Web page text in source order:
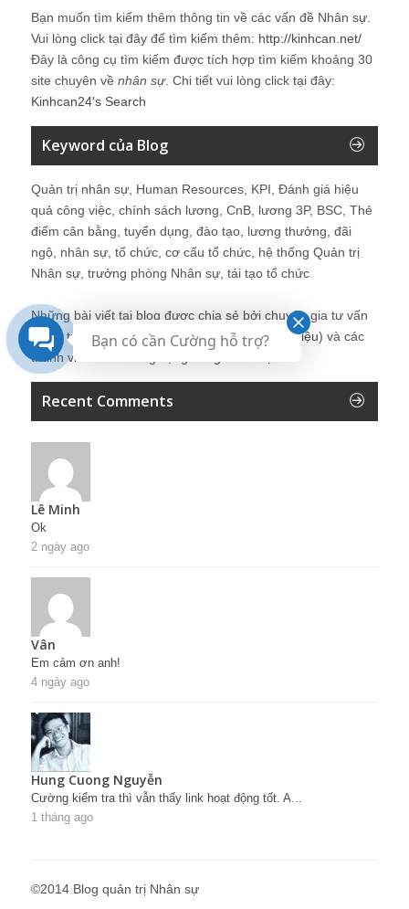
Bạn muốn tìm kiếm thêm thông tin về các vấn đề Nhân sự.
Vui lòng click tại đây để tìm kiếm thêm: http://kinhcan.net/
Đây là công cụ tìm kiếm được tích hợp tìm kiếm khoảng 30
site chuyên về nhân sự. Chi tiết vui lòng click tại đây:
Kinhcan24′s Search
Keyword của Blog
Quản trị nhân sự, Human Resources, KPI, Đánh giá hiệu
quả công việc, chính sách lương, CnB, lương 3P, BSC, Thẻ
điểm cân bằng, tuyển dụng, đào tạo, lương thưởng, đãi
ngộ, nhân sự, tổ chức, cơ cấu tổ chức, hệ thống Quản trị
Nhân sự, trưởng phòng Nhân sự, tái tạo tổ chức
Những bài viết tại blog được chia sẻ bởi chuyên gia tư vấn
Quản trị Nhân sự Nguyễn Hùng Cường (giới thiệu) và các
thành viên khác trong cộng đồng Nhân sự.
Recent Comments
Lê Minh
Ok
2 ngày ago
Vân
Em cảm ơn anh!
4 ngày ago
Hung Cuong Nguyễn
Cường kiểm tra thì vẫn thấy link hoạt động tốt. A...
1 tháng ago
©2014 Blog quản trị Nhân sự
Bạn có cần Cường hỗ trợ?